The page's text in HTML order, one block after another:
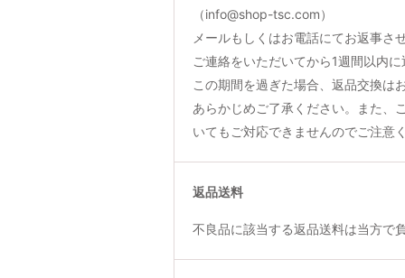
（info@shop-tsc.com）
メールもしくはお電話にてお返事さ
ご連絡をいただいてから1週間以内
この期間を過ぎた場合、返品交換は
あらかじめご了承ください。また、
いてもご対応できませんのでご注意
返品送料
不良品に該当する返品送料は当方で